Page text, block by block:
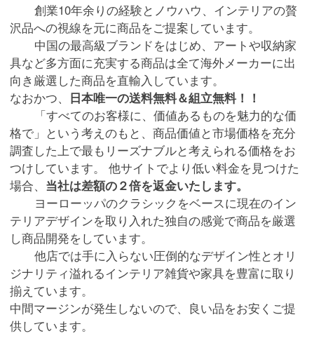
創業10年余りの経験とノウハウ、インテリアの贅
沢品への視線を元に商品をご提案しています。
中国の最高級ブランドをはじめ、アートや収納家
具など多方面に充実する商品は全て海外メーカーに出
向き厳選した商品を直輸入しています。
なおかつ、 日本唯一の送料無料＆組立無料！！
「すべてのお客様に、価値あるものを魅力的な価
格で」という考えのもと、商品価値と市場価格を充分
調査した上で最もリーズナブルと考えられる価格をお
つけしています。 他サイトでより低い料金を見つけた
場合、 当社は差額の２倍を返金いたします。
ヨーローッパのクラシックをベースに現在のイン
テリアデザインを取り入れた独自の感覚で商品を厳選
し商品開発をしています。
他店では手に入らない圧倒的なデザイン性とオリ
ジナリティ溢れるインテリア雑貨や家具を豊富に取り
揃えています。
中間マージンが発生しないので、良い品をお安くご提
供しています。